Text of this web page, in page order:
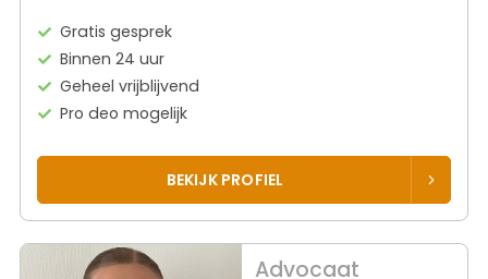
Gratis gesprek
Binnen 24 uur
Geheel vrijblijvend
Pro deo mogelijk
BEKIJK PROFIEL
Advocaat